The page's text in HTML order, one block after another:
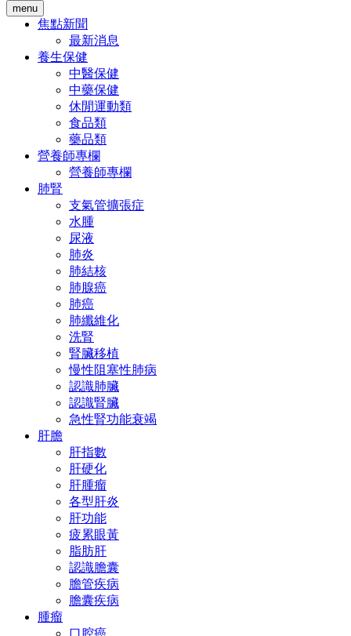
menu
焦點新聞
最新消息
養生保健
中醫保健
中藥保健
休閒運動類
食品類
藥品類
營養師專欄
營養師專欄
肺腎
支氣管擴張症
水腫
尿液
肺炎
肺結核
肺腺癌
肺癌
肺纖維化
洗腎
腎臟移植
慢性阻塞性肺病
認識肺臟
認識腎臟
急性腎功能衰竭
肝膽
肝指數
肝硬化
肝腫瘤
各型肝炎
肝功能
疲累眼黃
脂肪肝
認識膽囊
膽管疾病
膽囊疾病
腫瘤
口腔癌